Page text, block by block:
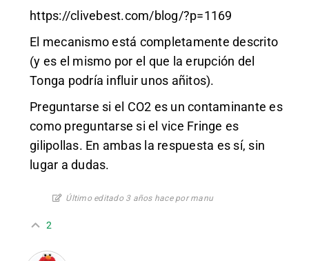
https://clivebest.com/blog/?p=1169
El mecanismo está completamente descrito
(y es el mismo por el que la erupción del
Tonga podría influir unos añitos).
Preguntarse si el CO2 es un contaminante es
como preguntarse si el vice Fringe es
gilipollas. En ambas la respuesta es sí, sin
lugar a dudas.
Último editado 3 años hace por manu
2